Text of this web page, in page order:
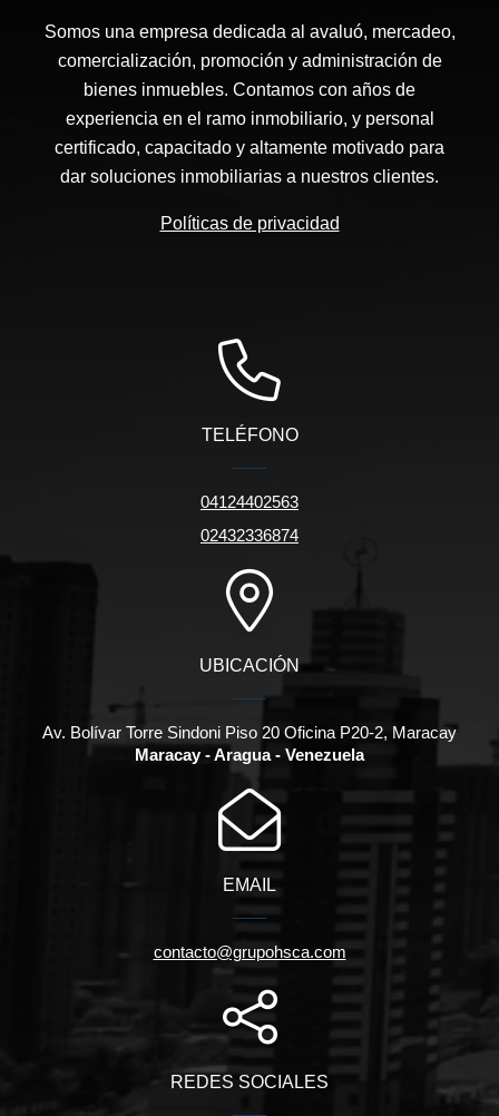
Somos una empresa dedicada al avaluó, mercadeo,
comercialización, promoción y administración de
bienes inmuebles. Contamos con años de
experiencia en el ramo inmobiliario, y personal
certificado, capacitado y altamente motivado para
dar soluciones inmobiliarias a nuestros clientes.
Políticas de privacidad
TELÉFONO
04124402563
02432336874
UBICACIÓN
Av. Bolívar Torre Sindoni Piso 20 Oficina P20-2, Maracay
Maracay - Aragua - Venezuela
EMAIL
contacto@grupohsca.com
REDES SOCIALES